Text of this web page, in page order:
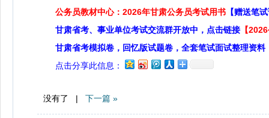
公务员教材中心：2026年甘肃公务员考试用书 【赠送笔
甘肃省考、事业单位考试交流群开放中，点击链接 【
甘肃省考模拟卷，回忆版试题卷，全套笔试面试整理资料
点击分享此信息：
没有了 | 下一篇 »